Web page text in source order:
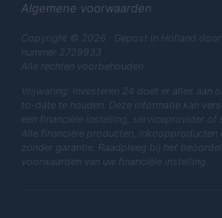
Algemene voorwaarden
Copyright © 2026 · Gepost in Holland door
nummer 2729933
Alle rechten voorbehouden
Vrijwaring: Investeren 24 doet er alles aan
to-date te houden. Deze informatie kan
een financiële instelling, serviceprovider of
Alle financiële producten, inkoopproducten
zonder garantie. Raadpleeg bij het
voorwaarden van uw financiële instelling.